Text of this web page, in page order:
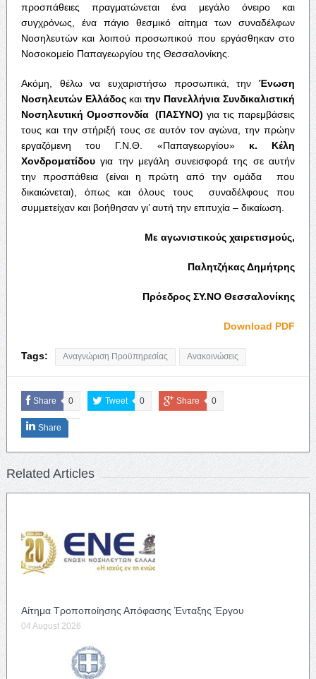
προσπάθειες πραγματώνεται ένα μεγάλο όνειρο και
συγχρόνως, ένα πάγιο θεσμικό αίτημα των συναδέλφων
Νοσηλευτών και λοιπού προσωπικού που εργάσθηκαν στο
Νοσοκομείο Παπαγεωργίου της Θεσσαλονίκης.
Ακόμη, θέλω να ευχαριστήσω προσωπικά, την Ένωση
Νοσηλευτών Ελλάδος και την Πανελλήνια Συνδικαλιστική
Νοσηλευτική Ομοσπονδία (ΠΑΣΥΝΟ)για τις παρεμβάσεις
τους και την στήριξή τους σε αυτόν τον αγώνα, την πρώην
εργαζόμενη του Γ.Ν.Θ. «Παπαγεωργίου»κ. Κέλη
Χονδροματίδουγια την μεγάλη συνεισφορά της σε αυτήν
την προσπάθεια (είναι η πρώτη από την ομάδα που
δικαιώνεται), όπως και όλους τους συναδέλφους που
συμμετείχαν και βοήθησαν γι’ αυτή την επιτυχία – δικαίωση.
Με αγωνιστικούς χαιρετισμούς,
Παλητζήκας Δημήτρης
Πρόεδρος ΣΥ.ΝΟ Θεσσαλονίκης
Download PDF
Tags: Αναγνώριση Προϋπηρεσίας Ανακοινώσεις
Share 0 Tweet 0 Share 0
Share
Related Articles
Αίτημα Τροποποίησης Απόφασης Ένταξης Έργου
04 August 2026